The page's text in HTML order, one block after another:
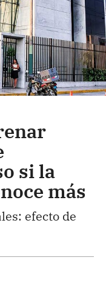
si la
más
efecto de